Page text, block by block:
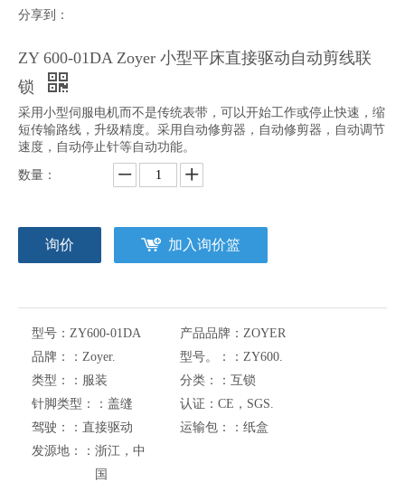
分享到：
ZY 600-01DA Zoyer 小型平床直接驱动自动剪线联
锁
采用小型伺服电机而不是传统表带，可以开始工作或停止快速，缩
短传输路线，升级精度。采用自动修剪器，自动修剪器，自动调节
速度，自动停止针等自动功能。
数量：
询价 加入询价篮
型号： ZY600-01DA 产品品牌： ZOYER
品牌：： Zoyer. 型号。：： ZY600.
类型：： 服装 分类：： 互锁
针脚类型：： 盖缝 认证： CE，SGS.
驾驶：： 直接驱动 运输包：： 纸盒
发源地：： 浙江，中
国